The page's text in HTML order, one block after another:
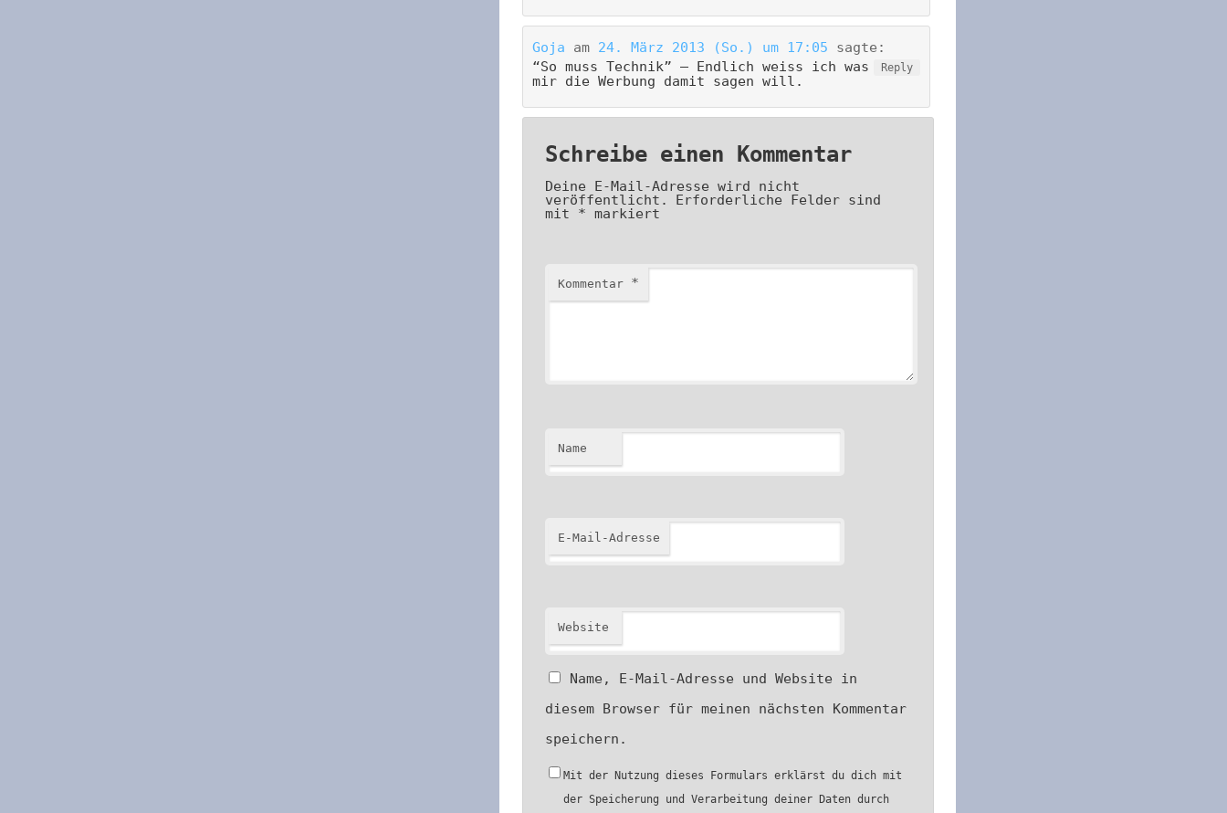
Goja am 24. März 2013 (So.) um 17:05 sagte:
Reply
“So muss Technik” – Endlich weiss ich was
mir die Werbung damit sagen will.
Schreibe einen Kommentar
Deine E-Mail-Adresse wird nicht
veröffentlicht.
Erforderliche Felder sind
mit * markiert
Kommentar *
Name
E-Mail-Adresse
Website
Name, E-Mail-Adresse und Website in
diesem Browser für meinen nächsten Kommentar
speichern.
Mit der Nutzung dieses Formulars erklärst du dich mit
der Speicherung und Verarbeitung deiner Daten durch